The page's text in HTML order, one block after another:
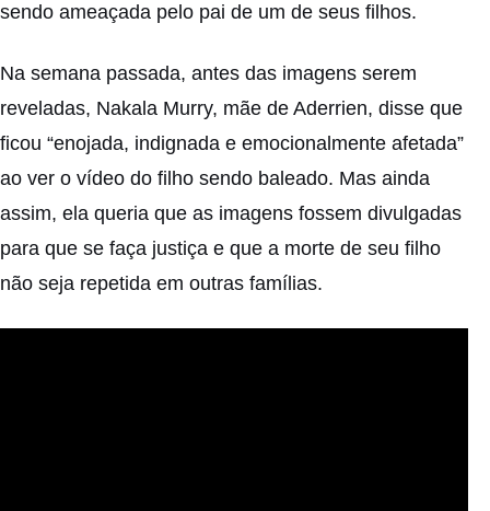
sendo ameaçada pelo pai de um de seus filhos.
Na semana passada, antes das imagens serem
reveladas, Nakala Murry, mãe de Aderrien, disse que
ficou “enojada, indignada e emocionalmente afetada”
ao ver o vídeo do filho sendo baleado. Mas ainda
assim, ela queria que as imagens fossem divulgadas
para que se faça justiça e que a morte de seu filho
não seja repetida em outras famílias.